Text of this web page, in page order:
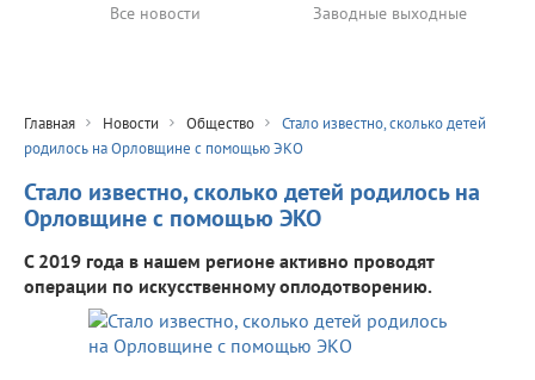
Все новости Заводные выходные
Главная Новости Общество
Стало известно, сколько детей
родилось на Орловщине с помощью ЭКО
Стало известно, сколько детей родилось на
Орловщине с помощью ЭКО
С 2019 года в нашем регионе активно проводят
операции по искусственному оплодотворению.